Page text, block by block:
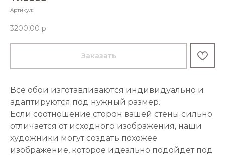
Артикул:
3200,00 р.
Заказать
Все обои изготавливаются индивидуально и
адаптируются под нужный размер.
Если соотношение сторон вашей стены сильно
отличается от исходного изображения, наши
художники могут создать похожее
изображение, которое идеально подойдет под